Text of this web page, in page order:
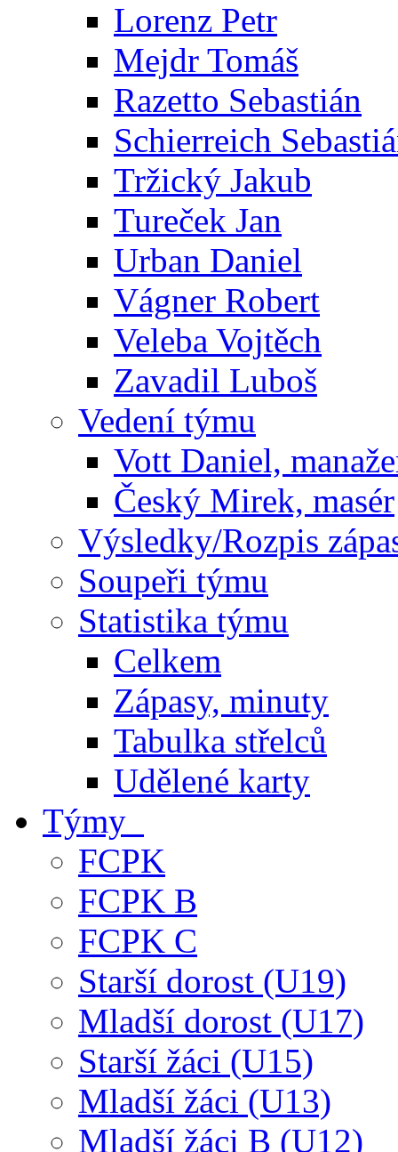
Lorenz Petr
Mejdr Tomáš
Razetto Sebastián
Schierreich
Tržický Jakub
Tureček Jan
Urban Daniel
Vágner Robert
Veleba Vojtěch
Zavadil Luboš
Vedení týmu
Vott Daniel,
Český Mirek, masér
Výsledky/Rozpis
Soupeři týmu
Statistika týmu
Celkem
Zápasy, minuty
Tabulka střelců
Udělené karty
Týmy
FCPK
FCPK B
FCPK C
Starší dorost (U19)
Mladší dorost (U17)
Starší žáci (U15)
Mladší žáci (U13)
Mladší žáci B (U12)